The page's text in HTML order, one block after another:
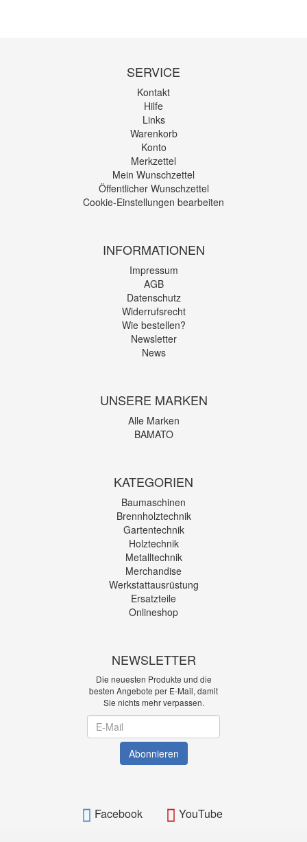
SERVICE
Kontakt
Hilfe
Links
Warenkorb
Konto
Merkzettel
Mein Wunschzettel
Öffentlicher Wunschzettel
Cookie-Einstellungen bearbeiten
INFORMATIONEN
Impressum
AGB
Datenschutz
Widerrufsrecht
Wie bestellen?
Newsletter
News
UNSERE MARKEN
Alle Marken
BAMATO
KATEGORIEN
Baumaschinen
Brennholztechnik
Gartentechnik
Holztechnik
Metalltechnik
Merchandise
Werkstattausrüstung
Ersatzteile
Onlineshop
NEWSLETTER
Die neuesten Produkte und die
besten Angebote per E-Mail, damit
Sie nichts mehr verpassen.
Abonnieren
Facebook YouTube